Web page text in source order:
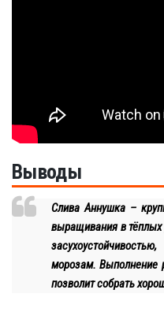
Выводы
Слива Аннушка –
выращивания в тёплых
морозам. Выполнение
позволит собрать